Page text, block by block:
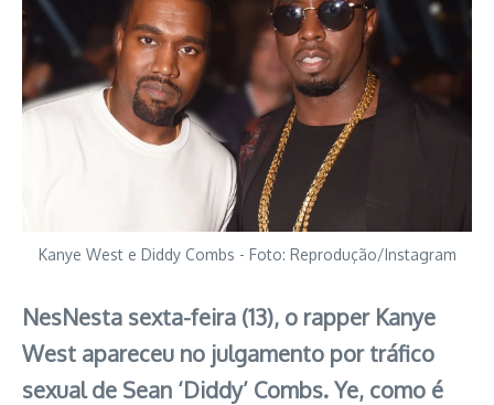
Kanye West e Diddy Combs - Foto: Reprodução/Instagram
NesNesta sexta-feira (13), o rapper Kanye
West apareceu no julgamento por tráfico
sexual de Sean ‘Diddy’ Combs.Ye, como é